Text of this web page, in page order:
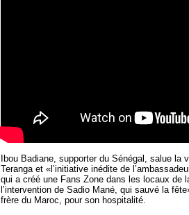
Ibou Badiane, supporter du Sénégal, salue la
Teranga et «l’initiative inédite de
qui a créé une Fans Zone dans les locaux de
l’intervention de Sadio Mané, qui sauvé la
frère du Maroc, pour son hospitalité.